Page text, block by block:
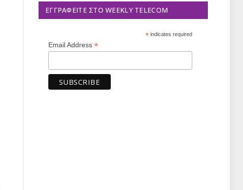
ΕΓΓΡΑΦΕΊΤΕ ΣΤΟ WEEKLY TELECOM
*indicates required
Email Address *